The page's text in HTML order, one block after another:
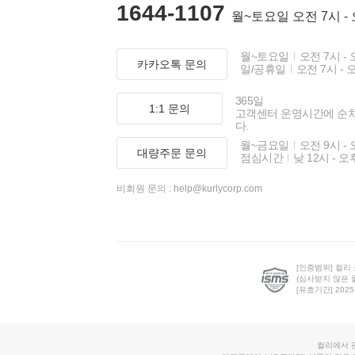
1644-1107 월~토요일 오전 7시 -
카카오톡 문의
월~토요일
오전 7시 -
일/공휴일
오전 7시 -
1:1 문의
365일
고객센터 운영시간에 순
다.
대량주문 문의
월~금요일
오전 9시 -
점심시간
낮 12시 - 오
비회원 문의 : help@kurlycorp.com
[인증범위] 컬리
(심사받지 않은
[유효기간]
컬리에서